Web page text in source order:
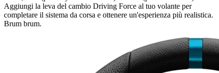
Aggiungi la leva del cambio Driving Force al tuo volante per
completare il sistema da corsa e ottenere un'esperienza più realistica.
Brum brum.